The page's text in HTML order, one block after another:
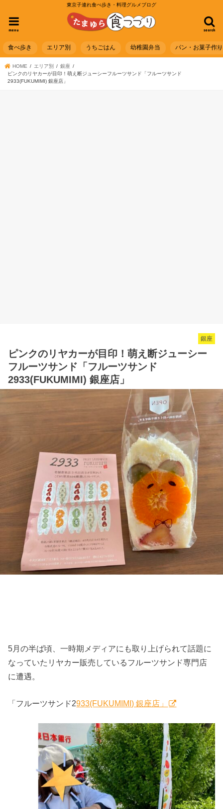
東京子連れ食べ歩き・料理グルメブログ
search
menu
食べ歩き エリア別 うちごはん 幼稚園弁当 パン・お菓子作り
HOME エリア別
銀座
ピンクのリヤカーが目印！萌え断ジューシーフルーツサンド「フルーツサンド
2933(FUKUMIMI) 銀座店」
銀座
ピンクのリヤカーが目印！萌え断ジューシー
フルーツサンド「フルーツサンド
2933(FUKUMIMI) 銀座店」
5月の半ば頃、一時期メディアにも取り上げられて話題に
なっていたリヤカー販売しているフルーツサンド専門店
に遭遇。
「フルーツサンド2933(FUKUMIMI) 銀座店」